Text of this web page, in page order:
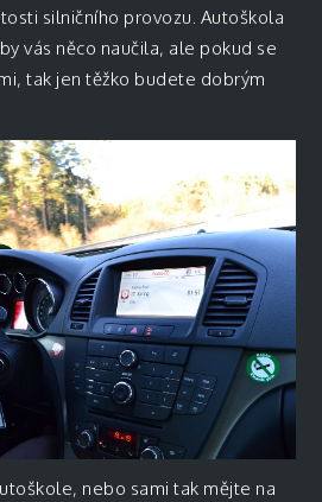
silničního provozu. Autoškola
vás něco naučila, ale pokud se
tak jen těžko budete dobrým
nebo sami tak mějte na